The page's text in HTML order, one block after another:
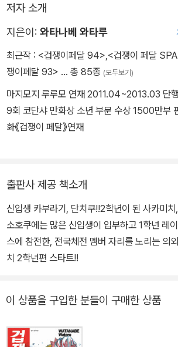
저자 소개
지은이: 와타나베 와타루
최근작 : <겁쟁이페달 94> <겁쟁이 페달
쟁이페달 93> … 총 85종 (모두보기)
마지모지 루루모 연재 2011.04~2013.03 단
9회 코단샤 만화상 소년 부문 수상 1500만부 판매를 기록한 인기 만
화《겁쟁이 페달》연재
출판사 제공 책소개
신입생 카부라기, 단치쿠!!2학년이 된 사카미
소호쿠에는 많은 신입생이 입부하고 1학년 레
스에 참전한, 전국체전 멤버 자리를 노리는 의
치 2학년편 스타트!!
이 상품을 구입한 분들이 구매한 상품